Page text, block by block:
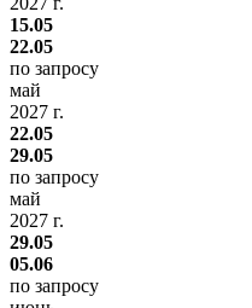
15.05
22.05
по запросу
май
2027 г.
22.05
29.05
по запросу
май
2027 г.
29.05
05.06
по запросу